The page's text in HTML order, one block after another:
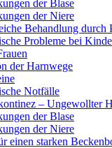
der Blase
der Niere
Behandlung durch
Probleme bei
der Harnwege
Notfälle
– Ungewollter
der Blase
der Niere
einen starken